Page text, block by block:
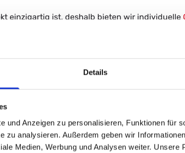
Details
und Anzeigen zu personalisieren, Funktionen für
zu analysieren. Außerdem geben wir
Medien, Werbung und Analysen weiter. Unsere
ein­zig­ar­tig ist, des­halb bie­ten wir in­di­vi­du­el­le
mit Ihnen zu­sam­men, um die per­fek­te
er­le­ben Sie den Un­ter­schied, den eine
be­ra­ten zu las­sen.